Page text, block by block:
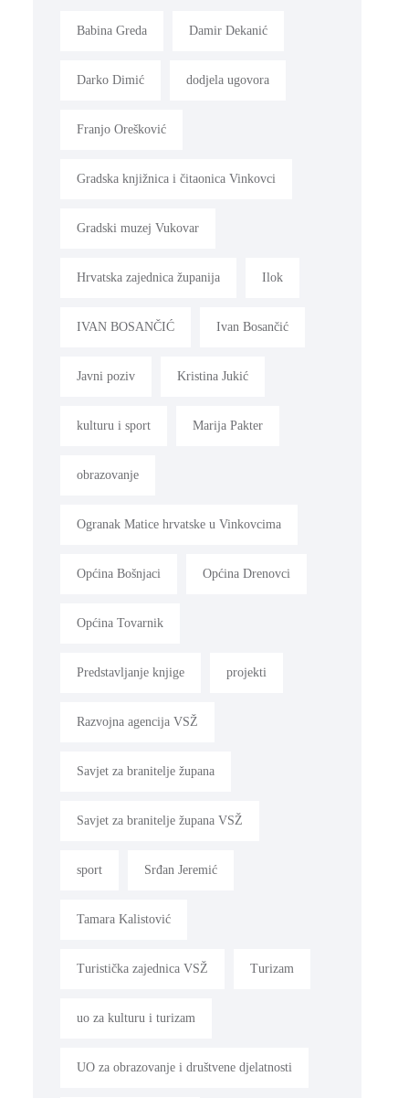
Babina Greda Damir Dekanić
Darko Dimić dodjela ugovora
Franjo Orešković
Gradska knjižnica i čitaonica Vinkovci
Gradski muzej Vukovar
Hrvatska zajednica županija Ilok
IVAN BOSANČIĆ Ivan Bosančić
Javni poziv Kristina Jukić
kulturu i sport Marija Pakter
obrazovanje
Ogranak Matice hrvatske u Vinkovcima
Općina Bošnjaci Općina Drenovci
Općina Tovarnik
Predstavljanje knjige projekti
Razvojna agencija VSŽ
Savjet za branitelje župana
Savjet za branitelje župana VSŽ
sport Srđan Jeremić
Tamara Kalistović
Turistička zajednica VSŽ Turizam
uo za kulturu i turizam
UO za obrazovanje i društvene djelatnosti